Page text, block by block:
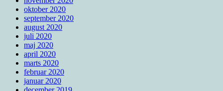
oktober 2020
september 2020
august 2020
juli 2020
maj 2020
april 2020
marts 2020
februar 2020
januar 2020